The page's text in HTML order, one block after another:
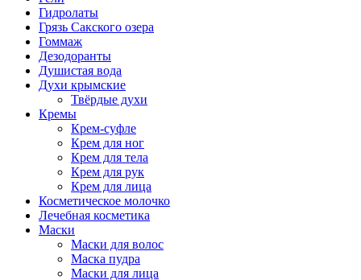
Гидролаты
Грязь Сакского озера
Гоммаж
Дезодоранты
Душистая вода
Духи крымские
Твёрдые духи
Кремы
Крем-суфле
Крем для ног
Крем для тела
Крем для рук
Крем для лица
Косметическое молочко
Лечебная косметика
Маски
Маски для волос
Маска пудра
Маски для лица